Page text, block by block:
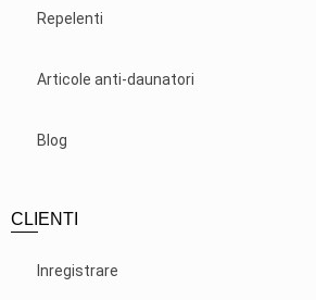
Repelenti
Articole anti-daunatori
Blog
CLIENTI
Inregistrare